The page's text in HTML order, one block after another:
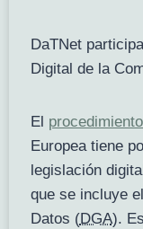
DaTNet
Digital de la
El
Europea tiene
legislación
que se incluye
Datos (DGA).